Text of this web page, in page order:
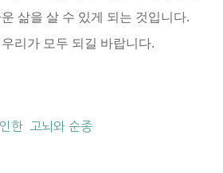
삶을 살 수 있게 되는 것입니다.
리가 모두 되길 바랍니다.
한 고뇌와 순종